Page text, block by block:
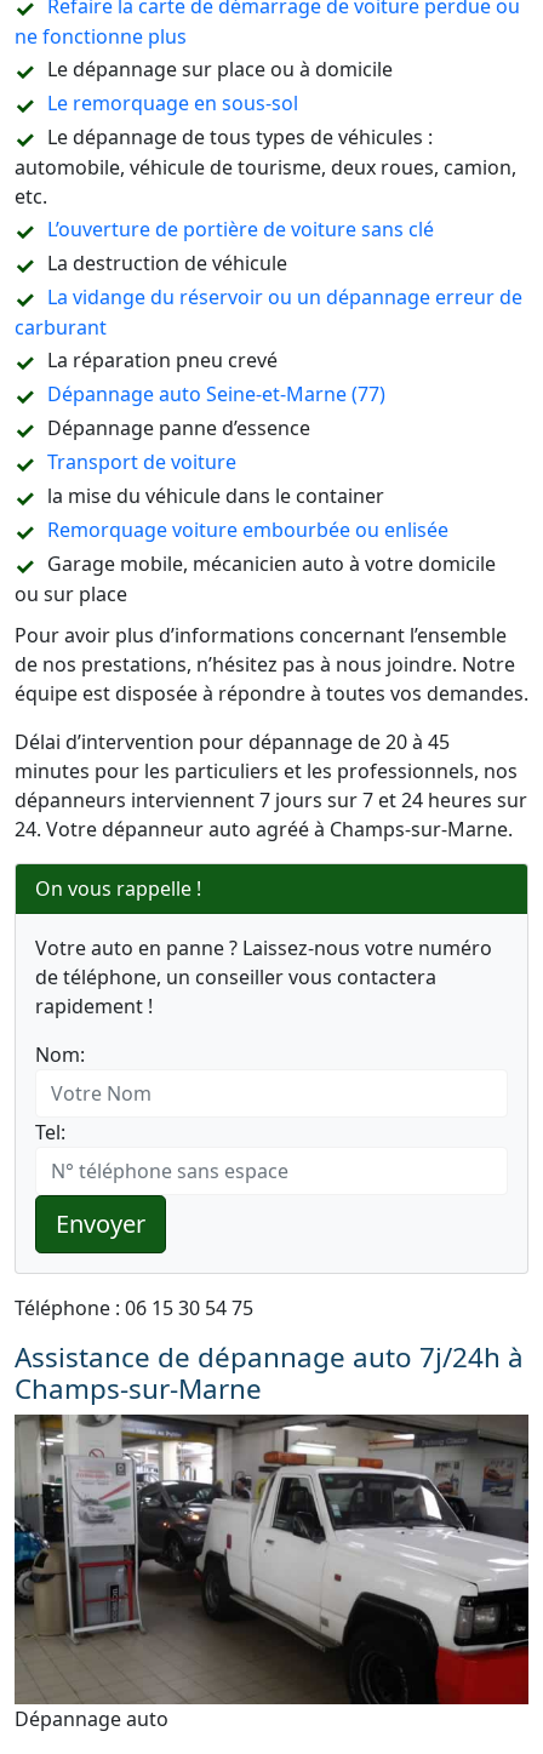
Refaire la carte de démarrage de voiture perdue ou
ne fonctionne plus
Le dépannage sur place ou à domicile
Le remorquage en sous-sol
Le dépannage de tous types de véhicules :
automobile, véhicule de tourisme, deux roues, camion,
etc.
L’ouverture de portière de voiture sans clé
La destruction de véhicule
La vidange du réservoir ou un dépannage erreur de
carburant
La réparation pneu crevé
Dépannage auto Seine-et-Marne (77)
Dépannage panne d’essence
Transport de voiture
la mise du véhicule dans le container
Remorquage voiture embourbée ou enlisée
Garage mobile, mécanicien auto à votre domicile
ou sur place
Pour avoir plus d’informations concernant l’ensemble
de nos prestations, n’hésitez pas à nous joindre. Notre
équipe est disposée à répondre à toutes vos demandes.
Délai d’intervention pour dépannage de 20 à 45
minutes pour les particuliers et les professionnels, nos
dépanneurs interviennent 7 jours sur 7 et 24 heures sur
24. Votre dépanneur auto agréé à Champs-sur-Marne.
On vous rappelle !
Votre auto en panne ? Laissez-nous votre numéro
de téléphone, un conseiller vous contactera
rapidement !
Nom:
Tel:
Envoyer
Téléphone : 06 15 30 54 75
Assistance de dépannage auto 7j/24h à
Champs-sur-Marne
Dépannage auto